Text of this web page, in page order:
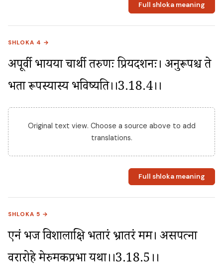
Full shloka meaning
SHLOKA 4 →
अपूर्वी भार्यया चार्थी तरुणः प्रियदर्शनः। अनुरूपश्च ते
भर्ता रूपस्यास्य भविष्यति।।3.18.4।।
Original text view. Choose a source above to add
translations.
Full shloka meaning
SHLOKA 5 →
एनं भज विशालाक्षि भर्तारं भ्रातरं मम। असपत्ना
वरारोहे मेरुमर्कप्रभा यथा।।3.18.5।।